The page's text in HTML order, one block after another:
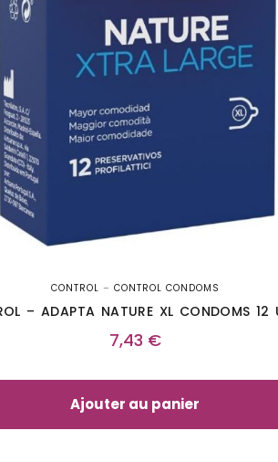
CONTROL – CONTROL CONDOMS
– ADAPTA NATURE XL CONDOMS 12
7,43 €
Ajouter au panier